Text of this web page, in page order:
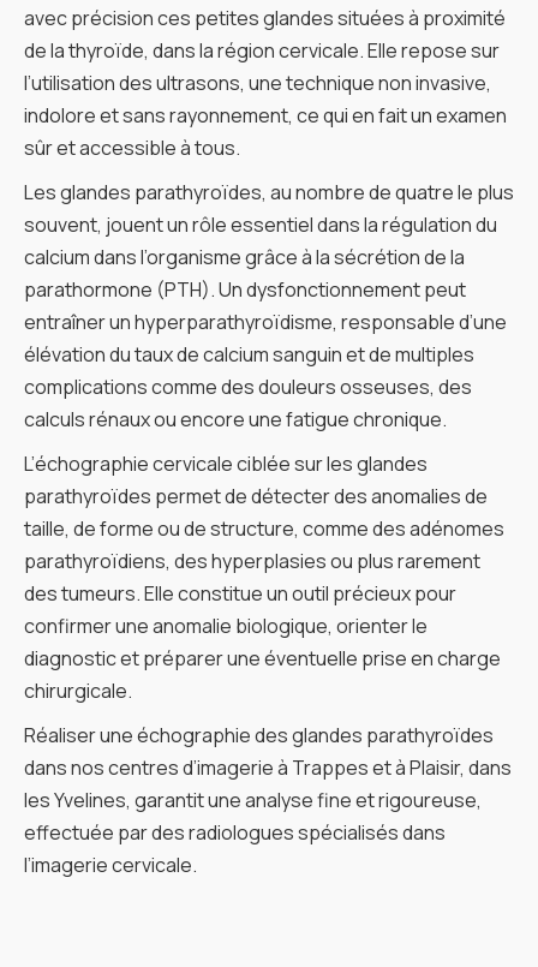
avec précision ces petites glandes situées à proximité
de la thyroïde, dans la région cervicale. Elle repose sur
l’utilisation des ultrasons, une technique non invasive,
indolore et sans rayonnement, ce qui en fait un examen
sûr et accessible à tous.
Les glandes parathyroïdes, au nombre de quatre le plus
souvent, jouent un rôle essentiel dans la régulation du
calcium dans l’organisme grâce à la sécrétion de la
parathormone (PTH). Un dysfonctionnement peut
entraîner un hyperparathyroïdisme, responsable d’une
élévation du taux de calcium sanguin et de multiples
complications comme des douleurs osseuses, des
calculs rénaux ou encore une fatigue chronique.
L’échographie cervicale ciblée sur les glandes
parathyroïdes permet de détecter des anomalies de
taille, de forme ou de structure, comme des adénomes
parathyroïdiens, des hyperplasies ou plus rarement
des tumeurs. Elle constitue un outil précieux pour
confirmer une anomalie biologique, orienter le
diagnostic et préparer une éventuelle prise en charge
chirurgicale.
Réaliser une échographie des glandes parathyroïdes
dans nos centres d’imagerie à Trappes et à Plaisir, dans
les Yvelines, garantit une analyse fine et rigoureuse,
effectuée par des radiologues spécialisés dans
l’imagerie cervicale.